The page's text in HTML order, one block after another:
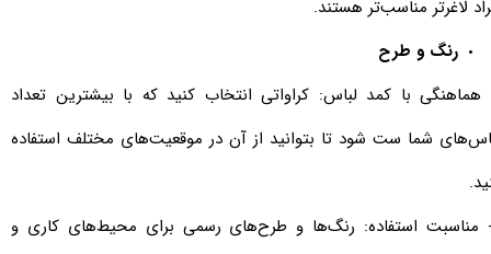
لاغرتر مناسب‌تر هستند.
رنگ و طرح
هماهنگی با کمد لباس: کراواتی انتخاب کنید که با بیشترین تعداد
شما ست شود تا بتوانید از آن در موقعیت‌های مختلف استفاده
مناسبت استفاده: رنگ‌ها و طرح‌های رسمی برای محیط‌های کاری و